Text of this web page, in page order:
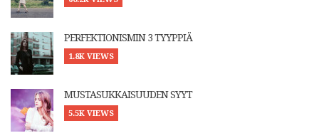
PERFEKTIONISMIN 3 TYYPPIÄ
1.8K VIEWS
MUSTASUKKAISUUDEN SYYT
5.5K VIEWS